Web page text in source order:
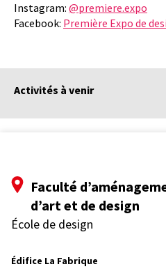
Instagram: @premiere.expo
Facebook: Première Expo de
Activités à venir
Faculté
d’art et de design
École de design
Édifice La Fabrique